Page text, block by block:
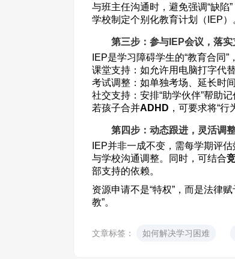
与班主任沟通时，避免强调“缺陷
学校制定个别化教育计划（IEP）
第三步：参与IEP会议，落实
IEP是学习障碍学生的“教育合同
课堂支持：如允许用电脑打字代
考试调整：如单独考场、延长时
社交支持：安排“助学伙伴”帮助记
若孩子合并ADHD ，可要求将“
第四步：动态跟进，灵活调
IEP并非一成不变，需每学期评
与学校沟通调整。同时，可结合
部支持的依赖。
资源申请不是“特权”，而是法律
教”。
文章标签： 如何解决学习困难